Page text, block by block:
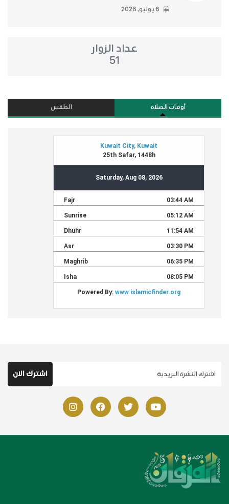
6 يوليو, 2026
عداد الزوار
51
أوقات الصلاة الطقس